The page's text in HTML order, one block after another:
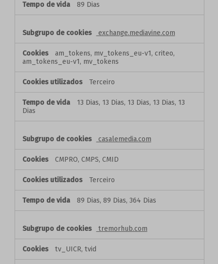
89 Dias
exchange.mediavine.com
am_tokens, mv_tokens_eu-v1, criteo,
am_tokens_eu-v1, mv_tokens
Terceiro
13 Dias, 13 Dias, 13 Dias, 13 Dias, 13
Dias
casalemedia.com
CMPRO, CMPS, CMID
Terceiro
89 Dias, 89 Dias, 364 Dias
tremorhub.com
tv_UICR, tvid